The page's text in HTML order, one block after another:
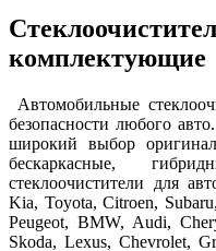
комплектующие
Автомобильные
безопасности любого
широкий выбор
бескаркасные,
стеклоочистители для
Kia, Toyota, Citroen,
Peugeot, BMW, Audi,
Skoda, Lexus, Chevrolet,